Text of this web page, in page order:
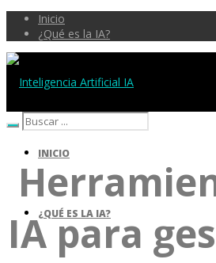
Inicio
¿Qué es la IA?
INICIO
¿QUÉ ES LA IA?
IA para